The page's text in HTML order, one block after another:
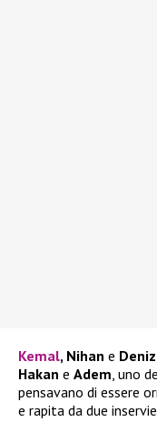
Kemal, Nihan e Deniz
Hakan e Adem , uno
pensavano di essere
e rapita da due